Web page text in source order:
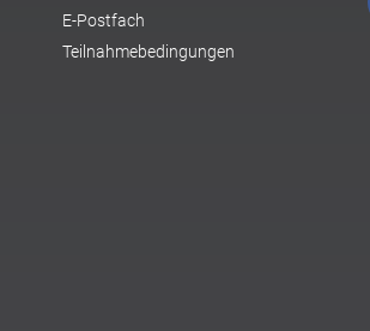
E-Postfach
Teilnahmebedingungen